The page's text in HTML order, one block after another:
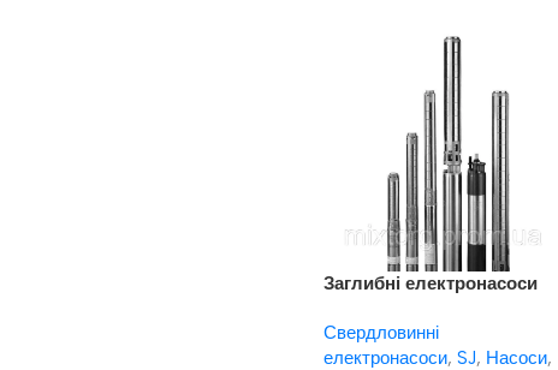
Заглибні електронасоси
(220V)
Свердловинні
електронасоси, SJ, Насоси,